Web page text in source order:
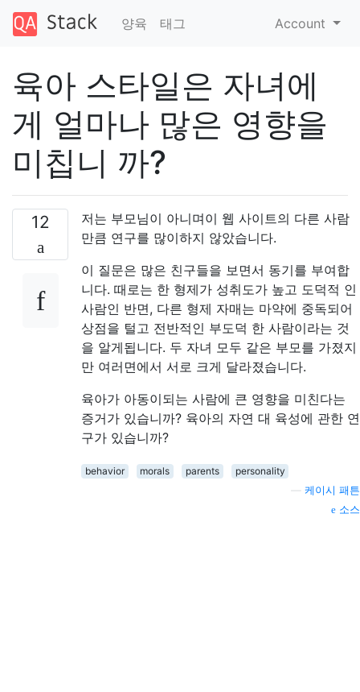
양육 태그 Account
육아 스타일은 자녀에
게 얼마나 많은 영향을
미칩니 까?
12
저는 부모님이 아니며이 웹 사이트의 다른 사람
만큼 연구를 많이하지 않았습니다.
이 질문은 많은 친구들을 보면서 동기를 부여합
니다. 때로는 한 형제가 성취도가 높고 도덕적 인
사람인 반면, 다른 형제 자매는 마약에 중독되어
상점을 털고 전반적인 부도덕 한 사람이라는 것
을 알게됩니다. 두 자녀 모두 같은 부모를 가졌지
만 여러면에서 서로 크게 달라졌습니다.
육아가 아동이되는 사람에 큰 영향을 미친다는
증거가 있습니까? 육아의 자연 대 육성에 관한 연
구가 있습니까?
behavior morals parents
personality
케이시 패튼
소스